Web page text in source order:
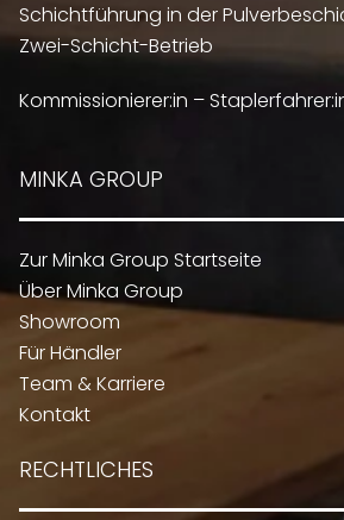
Schichtführung in der
Zwei-Schicht-Betrieb
Kommissionierer:in –
MINKA GROUP
Zur Minka Group Startseite
Über Minka Group
Showroom
Für Händler
Team & Karriere
Kontakt
RECHTLICHES